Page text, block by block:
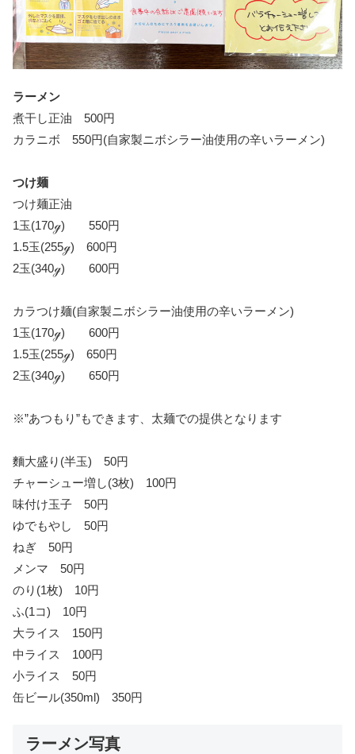
ラーメン
煮干し正油 500円
カラニボ 550円(自家製ニボシラー油使用の辛いラーメン)
つけ麺
つけ麺正油
1玉(170ℊ) 550円
1.5玉(255ℊ) 600円
2玉(340ℊ) 600円
カラつけ麺(自家製ニボシラー油使用の辛いラーメン)
1玉(170ℊ) 600円
1.5玉(255ℊ) 650円
2玉(340ℊ) 650円
※”あつもり”もできます、太麺での提供となります
麵大盛り(半玉) 50円
チャーシュー増し(3枚) 100円
味付け玉子 50円
ゆでもやし 50円
ねぎ 50円
メンマ 50円
のり(1枚) 10円
ふ(1コ) 10円
大ライス 150円
中ライス 100円
小ライス 50円
缶ビール(350ml) 350円
ラーメン写真